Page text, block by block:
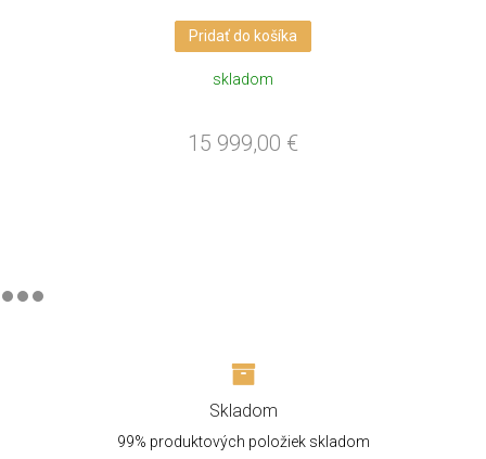
Pridať do košíka
skladom
15 999,00 €
Skladom
99% produktových položiek skladom